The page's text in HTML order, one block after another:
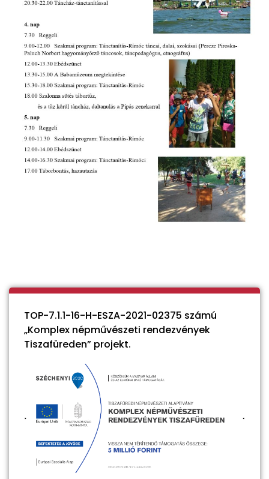
TOP-7.1.1-16-H-ESZA-2021-02375 számú
„Komplex népművészeti rendezvények
Tiszafüreden” projekt.